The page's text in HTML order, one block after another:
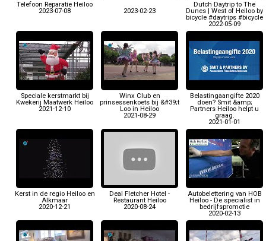
Telefoon Reparatie Heiloo
2023-07-08
2023-02-23
Dutch Daytrip to The
Dunes | West of Heiloo by
bicycle #daytrips #bicycle
2022-05-09
Speciale kerstmarkt bij
Kwekerij Maatwerk Heiloo
2021-12-10
Winx Club en
prinsessenkoets bij &#39;t
Loo in Heiloo
2021-08-29
Belastingaangifte 2020
doen? Smit &amp;
Partners Heiloo helpt u
graag.
2021-01-01
Kerst in de regio Heiloo en
Alkmaar
2020-12-21
Deal Fletcher Hotel -
Restaurant Heiloo
2020-08-24
Autobelettering van HOB
Heiloo - De specialist in
bedrijfspromotie
2020-02-13